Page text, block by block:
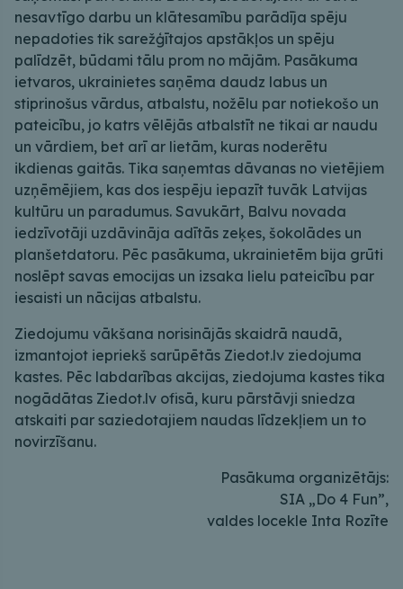
nesavtīgo darbu un klātesamību parādīja spēju
nepadoties tik sarežģītajos apstākļos un spēju
palīdzēt, būdami tālu prom no mājām. Pasākuma
ietvaros, ukrainietes saņēma daudz labus un
stiprinošus vārdus, atbalstu, nožēlu par notiekošo un
pateicību, jo katrs vēlējās atbalstīt ne tikai ar naudu
un vārdiem, bet arī ar lietām, kuras noderētu
ikdienas gaitās. Tika saņemtas dāvanas no vietējiem
uzņēmējiem, kas dos iespēju iepazīt tuvāk Latvijas
kultūru un paradumus. Savukārt, Balvu novada
iedzīvotāji uzdāvināja adītās zeķes, šokolādes un
planšetdatoru. Pēc pasākuma, ukrainietēm bija grūti
noslēpt savas emocijas un izsaka lielu pateicību par
iesaisti un nācijas atbalstu.
Ziedojumu vākšana norisinājās skaidrā naudā,
izmantojot iepriekš sarūpētās Ziedot.lv ziedojuma
kastes. Pēc labdarības akcijas, ziedojuma kastes tika
nogādātas Ziedot.lv ofisā, kuru pārstāvji sniedza
atskaiti par saziedotajiem naudas līdzekļiem un to
novirzīšanu.
Pasākuma organizētājs:
SIA „Do 4 Fun”,
valdes locekle Inta Rozīte